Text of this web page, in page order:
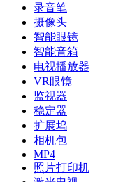
录音笔
摄像头
智能眼镜
智能音箱
电视播放器
VR眼镜
监视器
稳定器
扩展坞
相机包
MP4
照片打印机